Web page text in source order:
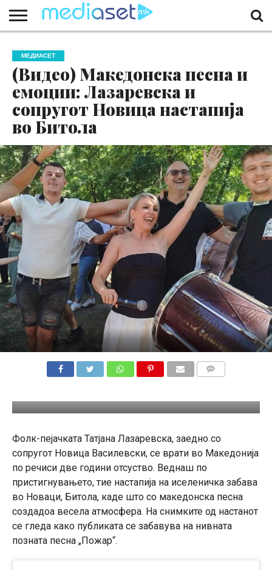
НАС
КОНТАКТ
МАРКЕТИНГ
ПОЧЕТНА
МЕДИАСЕТ
(Видео) Македонска песна и
емоции: Лазаревска и
сопругот Новица настапија
во Битола
Фолк-пејачката Татјана Лазаревска, заедно со
сопругот Новица Василевски, се врати во Македонија
по речиси две години отсуство. Веднаш по
пристигнувањето, тие настапија на иселеничка забава
во Новаци, Битола, каде што со македонска песна
создадоа весела атмосфера. На снимките од настанот
се гледа како публиката се забавува на нивната
позната песна „Пожар“.